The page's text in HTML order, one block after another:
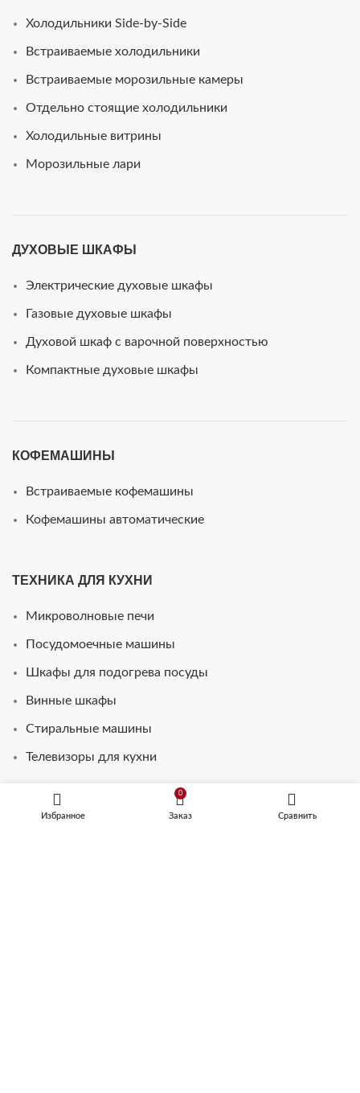
Холодильники Side-by-Side
Встраиваемые холодильники
Встраиваемые морозильные камеры
Отдельно стоящие холодильники
Холодильные витрины
Морозильные лари
ДУХОВЫЕ ШКАФЫ
Электрические духовые шкафы
Газовые духовые шкафы
Духовой шкаф с варочной поверхностью
Компактные духовые шкафы
КОФЕМАШИНЫ
Встраиваемые кофемашины
Кофемашины автоматические
ТЕХНИКА ДЛЯ КУХНИ
Микроволновые печи
Посудомоечные машины
Шкафы для подогрева посуды
Винные шкафы
Стиральные машины
Телевизоры для кухни
Избранное
0
Заказ Сравнить